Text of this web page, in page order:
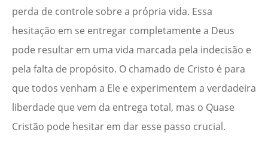
perda de controle sobre a própria vida. Essa
hesitação em se entregar completamente a Deus
pode resultar em uma vida marcada pela indecisão e
pela falta de propósito. O chamado de Cristo é para
que todos venham a Ele e experimentem a verdadeira
liberdade que vem da entrega total, mas o Quase
Cristão pode hesitar em dar esse passo crucial.